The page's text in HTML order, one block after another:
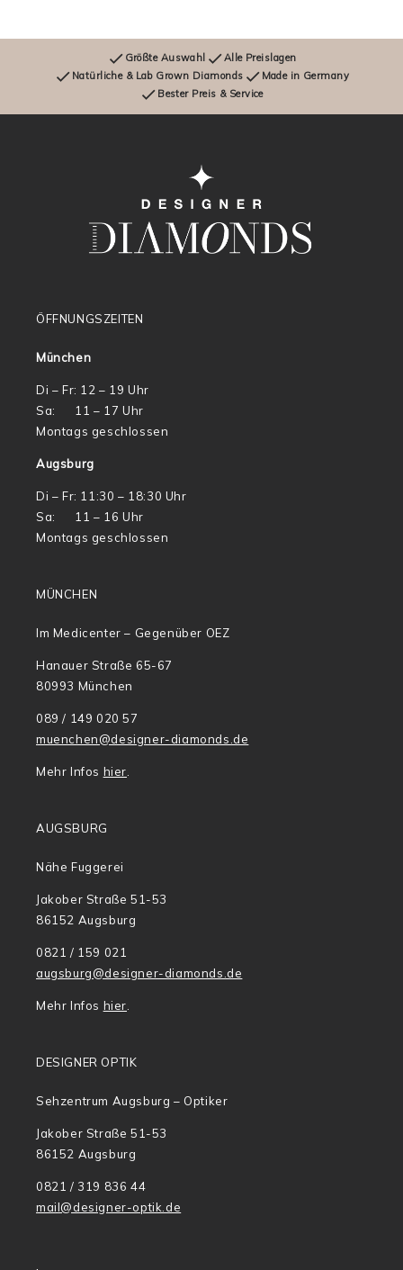
Größte Auswahl
Alle Preislagen
Natürliche & Lab Grown Diamonds
Made in Germany
Bester Preis & Service
ÖFFNUNGSZEITEN
München
Di – Fr: 12 – 19 Uhr
Sa: 11 – 17 Uhr
Montags geschlossen
Augsburg
Di – Fr: 11:30 – 18:30 Uhr
Sa: 11 – 16 Uhr
Montags geschlossen
MÜNCHEN
Im Medicenter – Gegenüber OEZ
Hanauer Straße 65-67
80993 München
089 / 149 020 57
muenchen@designer-diamonds.de
Mehr Infos hier
AUGSBURG
Nähe Fuggerei
Jakober Straße 51-53
86152 Augsburg
0821 / 159 021
augsburg@designer-diamonds.de
Mehr Infos hier
DESIGNER OPTIK
Sehzentrum Augsburg – Optiker
Jakober Straße 51-53
86152 Augsburg
0821 / 319 836 44
mail@designer-optik.de